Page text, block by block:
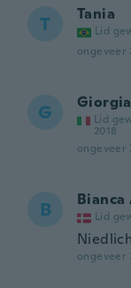
T Tania
Lid
ongeveer
G Giorgia
Lid
2018
ongeveer
B Bianca
Lid
ongeveer